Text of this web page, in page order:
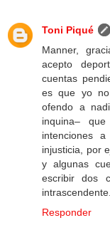
Toni Piqué
Manner,
acepto
cuentas
es que yo
ofendo a
inquina–
intenciones
injusticia, por
y algunas
escribir dos
Responder